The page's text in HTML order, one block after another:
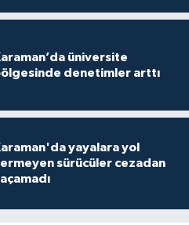
üniversite
denetimler arttı
yayalara yol
sürücüler cezadan